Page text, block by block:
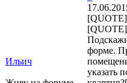
Ильич
[QUOTE]
[QUOTE]
форме.
указать